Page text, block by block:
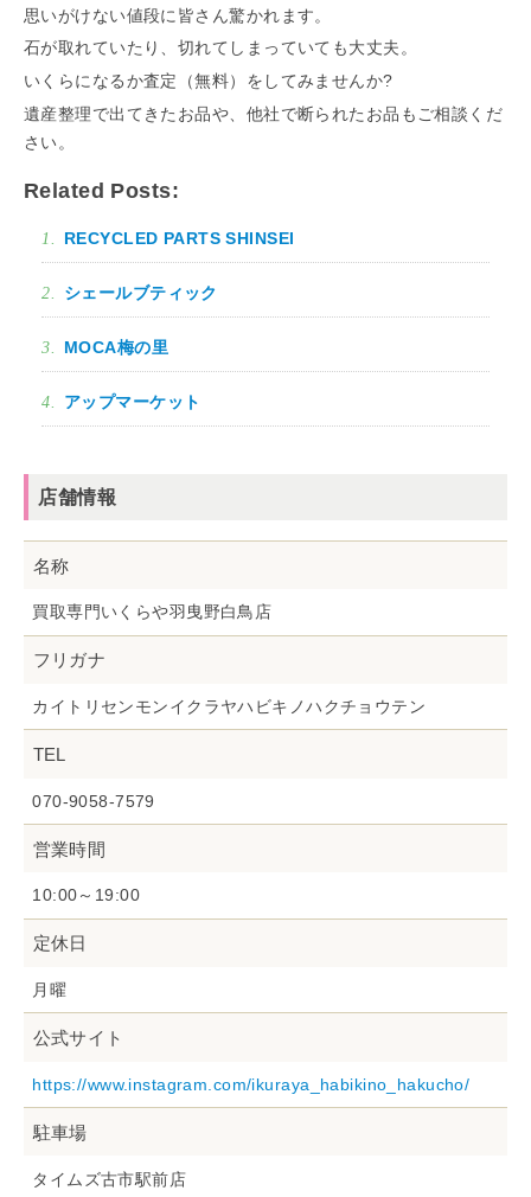
思いがけない値段に皆さん驚かれます。
石が取れていたり、切れてしまっていても大丈夫。
いくらになるか査定（無料）をしてみませんか?
遺産整理で出てきたお品や、他社で断られたお品もご相談くだ
さい。
Related Posts:
RECYCLED PARTS SHINSEI
シェールブティック
MOCA梅の里
アップマーケット
店舗情報
名称
買取専門いくらや羽曳野白鳥店
フリガナ
カイトリセンモンイクラヤハビキノハクチョウテン
TEL
070-9058-7579
営業時間
10:00～19:00
定休日
月曜
公式サイト
https://www.instagram.com/ikuraya_habikino_hakucho/
駐車場
タイムズ古市駅前店